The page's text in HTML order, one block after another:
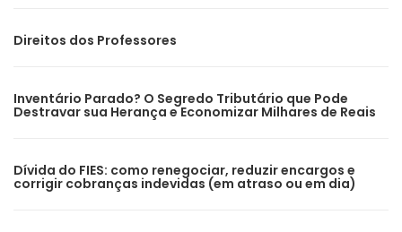
Direitos dos Professores
Inventário Parado? O Segredo Tributário que Pode
Destravar sua Herança e Economizar Milhares de Reais
Dívida do FIES: como renegociar, reduzir encargos e
corrigir cobranças indevidas (em atraso ou em dia)